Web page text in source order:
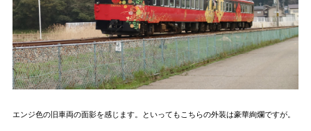
エンジ色の旧車両の面影を感じます。といってもこちらの外装は豪華絢爛ですが。